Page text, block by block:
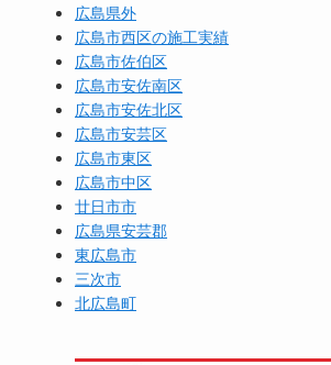
広島県外
広島市西区の施工実績
広島市佐伯区
広島市安佐南区
広島市安佐北区
広島市安芸区
広島市東区
広島市中区
廿日市市
広島県安芸郡
東広島市
三次市
北広島町